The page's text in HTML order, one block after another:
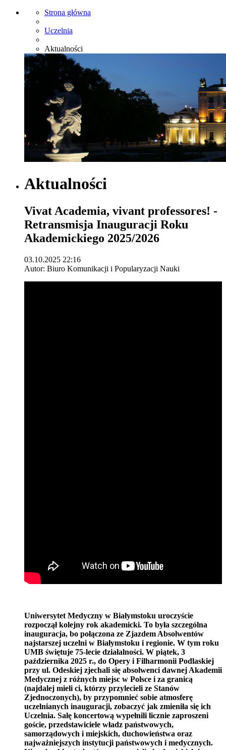
Strona główna
Uczelnia
Aktualności
Aktualności
Vivat Academia, vivant professores! -
Retransmisja Inauguracji Roku
Akademickiego 2025/2026
03.10.2025 22:16
Autor: Biuro Komunikacji i Popularyzacji Nauki
Uniwersytet Medyczny w Białymstoku uroczyście
rozpoczął kolejny rok akademicki. To była szczególna
inauguracja, bo połączona ze Zjazdem Absolwentów
najstarszej uczelni w Białymstoku i regionie. W tym roku
UMB świętuje 75-lecie działalności. W piątek, 3
października 2025 r., do Opery i Filharmonii Podlaskiej
przy ul. Odeskiej zjechali się absolwenci dawnej Akademii
Medycznej z różnych miejsc w Polsce i za granicą
(najdalej mieli ci, którzy przylecieli ze Stanów
Zjednoczonych), by przypomnieć sobie atmosferę
uczelnianych inauguracji, zobaczyć jak zmieniła się ich
Uczelnia. Salę koncertową wypełnili licznie zaproszeni
goście, przedstawiciele władz państwowych,
samorządowych i miejskich, duchowieństwa oraz
najważniejszych instytucji państwowych i medycznych.